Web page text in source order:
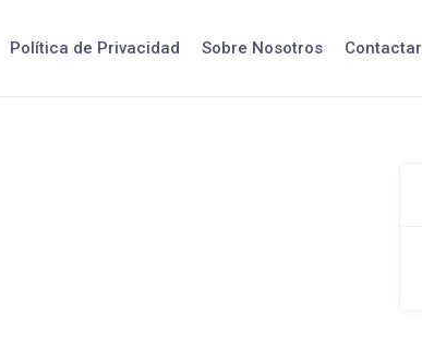
Política de Privacidad Sobre Nosotros Contactar